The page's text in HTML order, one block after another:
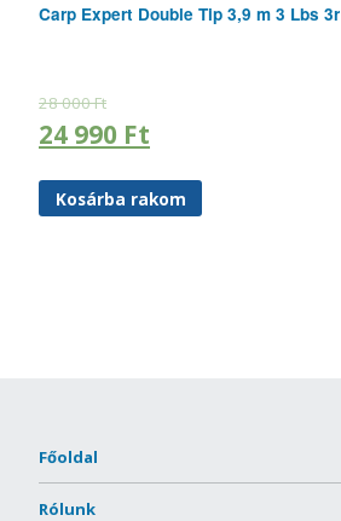
Carp Expert Double Tip 3,9 m 3 Lbs 3r
28 000Ft
24 990 Ft
Kosárba rakom
Főoldal
Rólunk